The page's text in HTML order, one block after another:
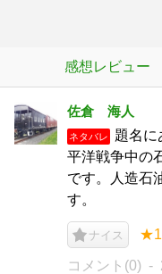
感想レビュー
佐倉 海人
ネタバレ
題名に
平洋戦争中の
です。人造石
す。
ナイス ★1
コメント(0)